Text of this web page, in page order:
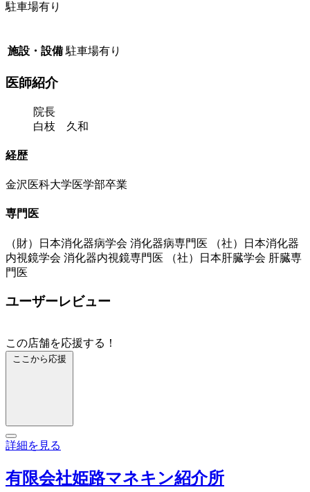
駐車場有り
施設・設備 駐車場有り
医師紹介
院長
白枝 久和
経歴
金沢医科大学医学部卒業
専門医
（財）日本消化器病学会 消化器病専門医 （社）日本消化器
内視鏡学会 消化器内視鏡専門医 （社）日本肝臓学会 肝臓専
門医
ユーザーレビュー
この店舗を応援する！
ここから応援
詳細を見る
有限会社姫路マネキン紹介所